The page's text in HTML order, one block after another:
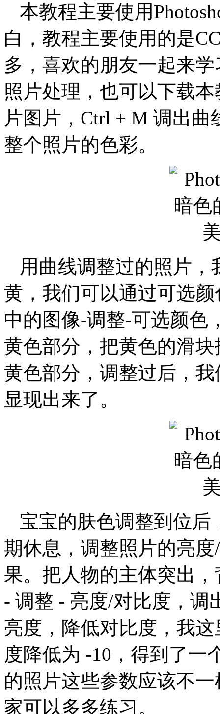
本教程主要使用
白，教程主要使用的是
多，喜欢的朋友一起来
照片处理，也可以下载
片图片，Ctrl + M 调出
整个照片的色彩。
用曲线调整过的照片
黄，我们可以通过可选
中的图像-调整-可选颜色
黄色部分，把黄色的滑
黄色部分，调整过后，
显现出来了。
宝宝的肤色调整到位
期休息，调整照片的亮
果。把人物的主体突出
- 调整 - 亮度/对比度，调
亮度，降低对比度，我
度降低为 -10，得到了一
的照片这些参数应该不
家可以多多练习。